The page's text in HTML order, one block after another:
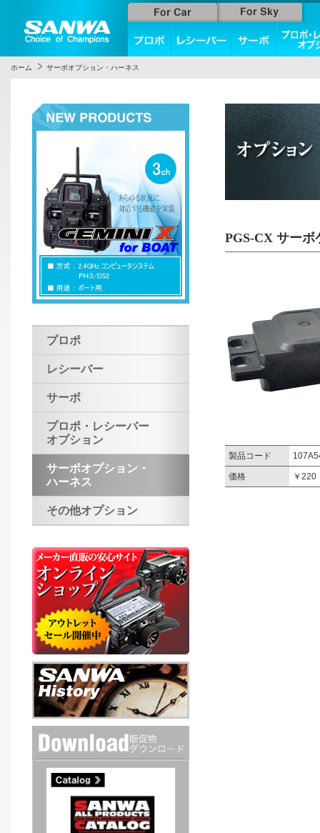
ホーム サーボオプション・ハーネス
プロポ
レシーバー
サーボ
プロポ・レシーバー
オプション
サーボオプション・
ハーネス
その他オプション
PGS-CX サーボ
製品コード
価格 ￥220